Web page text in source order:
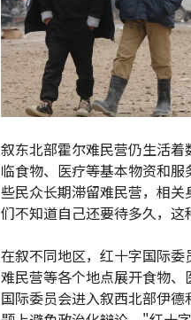
叙东北部霍尔难民营仍生活
临食物、医疗等基本物资和
些民众长期滞留难民营，相
们不知道自己还要待多久，
在叙不同地区，红十字国际
难民营等各个地点展开食物
国际委员会进入叙西北部伊